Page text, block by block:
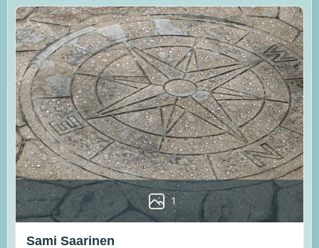
1
Sami Saarinen